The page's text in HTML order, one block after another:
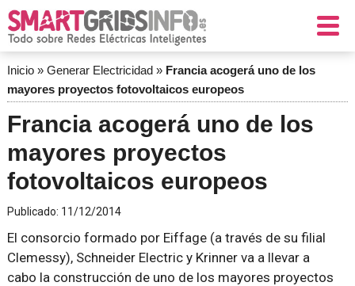
Inicio» Generar Electricidad» Francia acogerá uno de los
mayores proyectos fotovoltaicos europeos
Francia acogerá uno de los
mayores proyectos
fotovoltaicos europeos
Publicado: 11/12/2014
El consorcio formado por Eiffage (a través de su filial
Clemessy), Schneider Electric y Krinner va a llevar a
cabo la construcción de uno de los mayores proyectos